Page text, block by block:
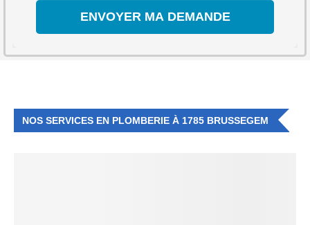
NOS SERVICES EN PLOMBERIE À 1785 BRUSSEGEM